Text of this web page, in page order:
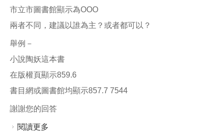
市立市圖書館顯示為OOO
兩者不同，建議以誰為主？或者都可以？
舉例－
小說陶妖這本書
在版權頁顯示859.6
書目網或圖書館均顯示857.7 7544
謝謝您的回答
閱讀更多